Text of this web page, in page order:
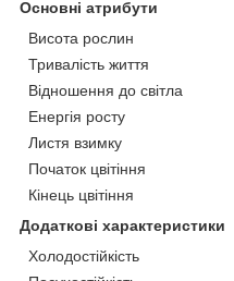
Основні атрибути
Висота рослин
Тривалість життя
Відношення до світла
Енергія росту
Листя взимку
Початок цвітіння
Кінець цвітіння
Додаткові характеристики
Холодостійкість